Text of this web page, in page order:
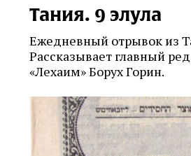
Тания. 9 элула
Ежедневный отрывок из
Рассказывает главный
«Лехаим» Борух Горин.